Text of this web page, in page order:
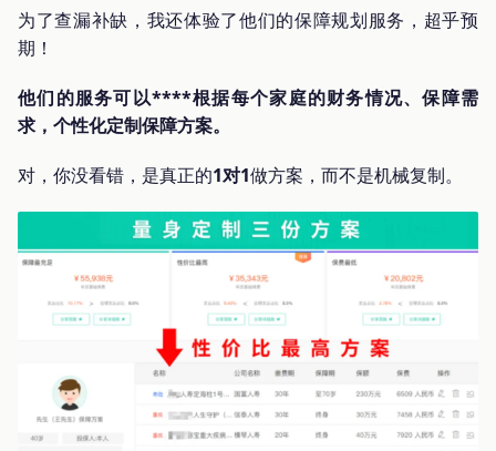
为了查漏补缺，我还体验了他们的保障规划服务，超乎预
期！
他们的服务可以****根据每个家庭的财务情况、保障需
求，个性化定制保障方案。
对，你没看错，是真正的1对1做方案，而不是机械复制。